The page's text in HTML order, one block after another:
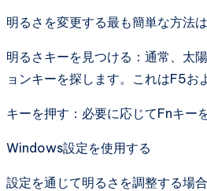
明るさを変更する最も簡単な方法
明るさキーを見つける：通常、太
ョンキーを探します。これはF5お
キーを押す：必要に応じてFnキー
Windows設定を使用する
設定を通じて明るさを調整する場